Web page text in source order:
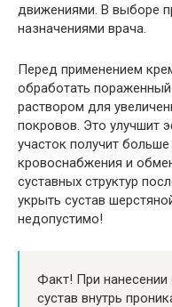
движениями. В выборе
назначениями врача.
Перед применением
обработать
раствором для
покровов. Это улучшит
участок получит
кровоснабжения и
суставных структур
укрыть сустав
недопустимо!
Факт! При
сустав внутрь